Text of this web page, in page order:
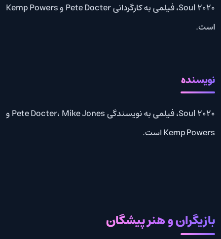
Soul 2020، فیلمی به کارگردانی Pete Docter و Kemp Powers
است.
نویسنده
Soul 2020، فیلمی به نویسندگی Pete Docter، Mike Jones و
Kemp Powers است.
بازیگران و هنر پیشگان